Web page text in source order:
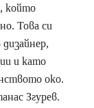
който
Това си
и като
око.
Згурев.